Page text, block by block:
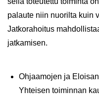
pa­lau­te niin nuo­ril­ta kuin
Jat­ko­ra­hoi­tus
jat­ka­mi­sen.
Oh­jaa­mo­jen ja
Yh­tei­sen toi­min­nan